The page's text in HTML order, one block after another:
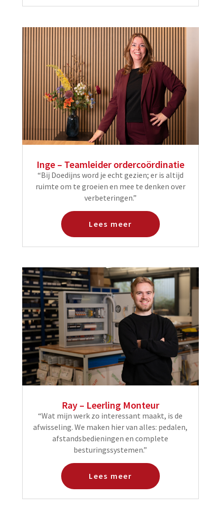
Inge – Teamleider ordercoördinatie
“Bij Doedijns word je echt gezien; er is altijd
ruimte om te groeien en mee te denken over
verbeteringen.”
Lees meer
Ray – Leerling Monteur
“Wat mijn werk zo interessant maakt, is de
afwisseling. We maken hier van alles: pedalen,
afstandsbedieningen en complete
besturingssystemen.”
Lees meer